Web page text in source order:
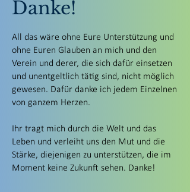
Danke!
All das wäre ohne Eure Unterstützung und
ohne Euren Glauben an mich und den
Verein und derer, die sich dafür einsetzen
und unentgeltlich tätig sind, nicht möglich
gewesen. Dafür danke ich jedem Einzelnen
von ganzem Herzen.
Ihr tragt mich durch die Welt und das
Leben und verleiht uns den Mut und die
Stärke, diejenigen zu unterstützen, die im
Moment keine Zukunft sehen. Danke!